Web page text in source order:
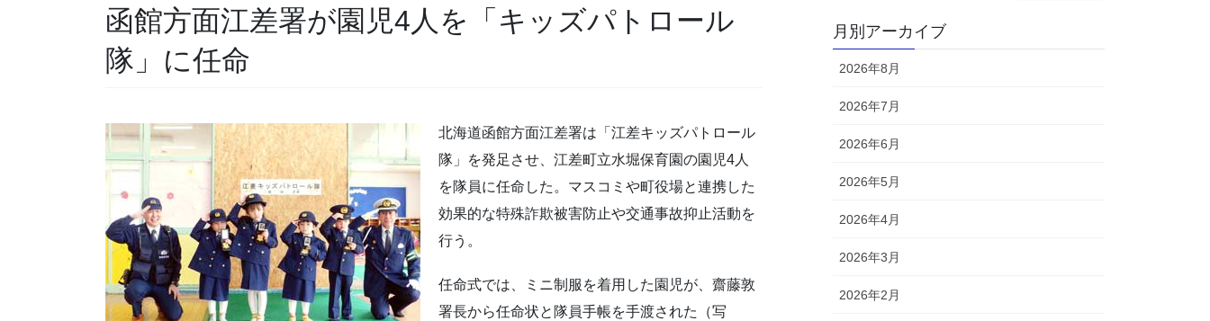
函館方面江差署が園児4人を「キッズパトロール
隊」に任命
北海道函館方面江差署は「江差キッズパトロール
隊」を発足させ、江差町立水堀保育園の園児4人
を隊員に任命した。マスコミや町役場と連携した
効果的な特殊詐欺被害防止や交通事故抑止活動を
行う。
任命式では、ミニ制服を着用した園児が、齋藤敦
署長から任命状と隊員手帳を手渡された（写
月別アーカイブ
2026年8月
2026年7月
2026年6月
2026年5月
2026年4月
2026年3月
2026年2月